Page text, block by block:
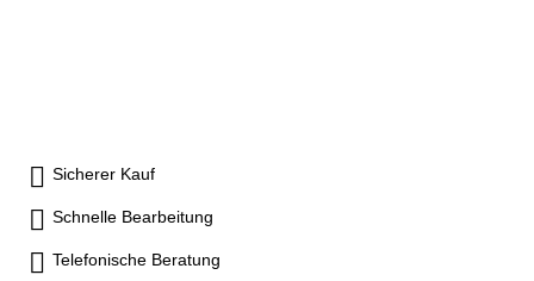
Sicherer Kauf
Schnelle Bearbeitung
Telefonische Beratung